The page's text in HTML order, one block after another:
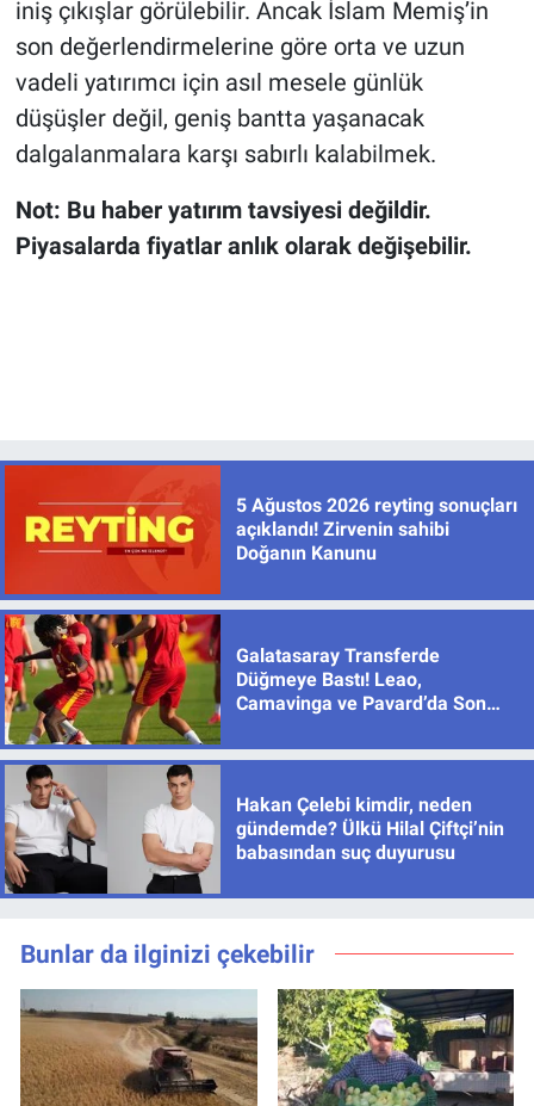
iniş çıkışlar görülebilir. Ancak İslam Memiş’in
son değerlendirmelerine göre orta ve uzun
vadeli yatırımcı için asıl mesele günlük
düşüşler değil, geniş bantta yaşanacak
dalgalanmalara karşı sabırlı kalabilmek.
Not: Bu haber yatırım tavsiyesi değildir.
Piyasalarda fiyatlar anlık olarak değişebilir.
5 Ağustos 2026 reyting sonuçları
açıklandı! Zirvenin sahibi
Doğanın Kanunu
Galatasaray Transferde
Düğmeye Bastı! Leao,
Camavinga ve Pavard’da Son
Hakan Çelebi kimdir, neden
gündemde? Ülkü Hilal Çiftçi’nin
babasından suç duyurusu
Bunlar da ilginizi çekebilir